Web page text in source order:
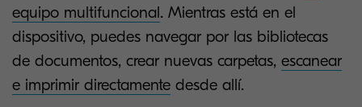
equipo multifuncional. Mientras está en el
dispositivo, puedes navegar por las bibliotecas
de documentos, crear nuevas carpetas, escanear
e imprimir directamente desde allí.